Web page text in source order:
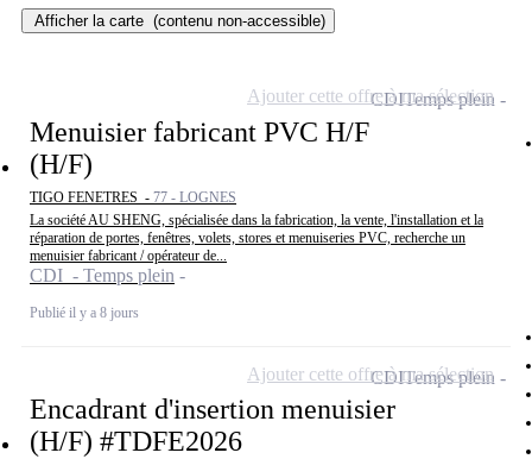
Afficher la carte (contenu non-accessible)
Menuisier fabricant PVC H/F
(H/F)
TIGO FENETRES - 77 - LOGNES
La société AU SHENG, spécialisée dans la fabrication, la vente, l'installation et la
réparation de portes, fenêtres, volets, stores et menuiseries PVC, recherche un
menuisier fabricant / opérateur de...
CDI - Temps plein
Publié il y a 8 jours
CDITemps plein
Ajouter cette offre à ma sélection
Encadrant d'insertion menuisier
(H/F) #TDFE2026
CDITemps plein
Ajouter cette offre à ma sélection